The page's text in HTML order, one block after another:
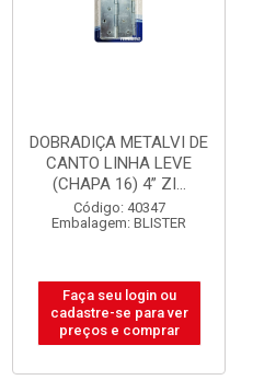
DOBRADIÇA METALVI DE
CANTO LINHA LEVE
(CHAPA 16) 4” ZI...
Código: 40347
Embalagem: BLISTER
Faça seu login ou
cadastre-se para ver
preços e comprar